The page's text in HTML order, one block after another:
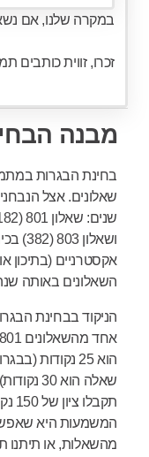
במקרה שלנו, אם
זכרו, זווית כותבים
מבנה
בחינת הבגרות
שאלונים. אצל
אקסטרניים (בתיכון
השאלונים באותה
הניקוד בבחינת
הוא 25
שאלה הוא
מהשאלות, או תיתנו